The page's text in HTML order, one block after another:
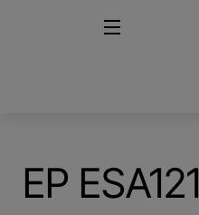
EP ESA121